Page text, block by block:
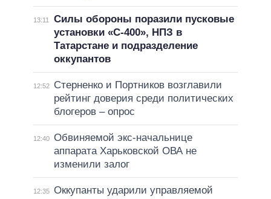
13:11
Силы обороны поразили пусковые
установки «С-400», НПЗ в
Татарстане и подразделение
оккупантов
12:52
Стерненко и Портников возглавили
рейтинг доверия среди политических
блогеров – опрос
12:40 Обвиняемой экс-начальнице
аппарата Харьковской ОВА не
изменили залог
12:35 Оккупанты ударили управляемой